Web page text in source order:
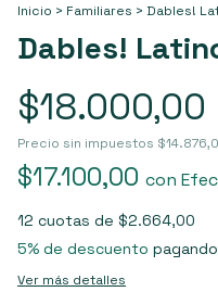
Inicio > Familiares > Dables!
Dables!
$18.000,00
Precio sin impuestos
$17.100,00 con
12 cuotas de $2.664,00
5% de descuento
Ver más detalles